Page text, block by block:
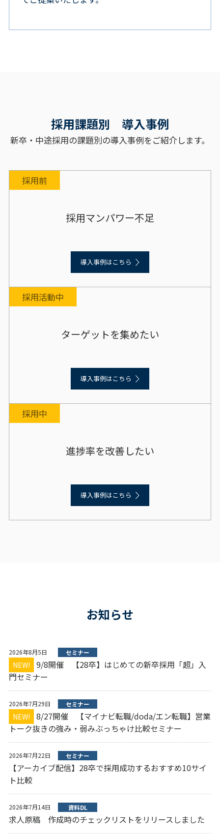
採用課題別 導入事例
新卒・中途採用の課題別の導入事例をご紹介します。
採用前
採用マンパワー不足
導入事例はこちら
採用活動中
ターゲットを集めたい
導入事例はこちら
採用中
進捗率を改善したい
導入事例はこちら
お知らせ
2026年8月5日 セミナー
NEW!
9/8開催 【28卒】はじめての新卒採用「超」入
門セミナー
2026年7月29日 セミナー
NEW!
8/27開催 【マイナビ転職/doda/エン転職】営業
トーク抜きの強み・弱みぶっちゃけ比較セミナー
2026年7月22日 セミナー
【アーカイブ配信】28卒で採用成功するおすすめ10サイ
ト比較
2026年7月14日 資料DL
求人原稿 作成時のチェックリストをリリースしました